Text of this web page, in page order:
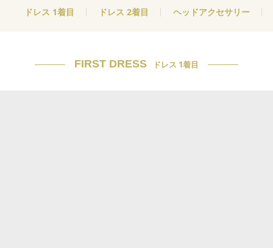
ドレス 1着目 ドレス 2着目 ヘッドアクセサリー
FIRST DRESS ドレス 1着目